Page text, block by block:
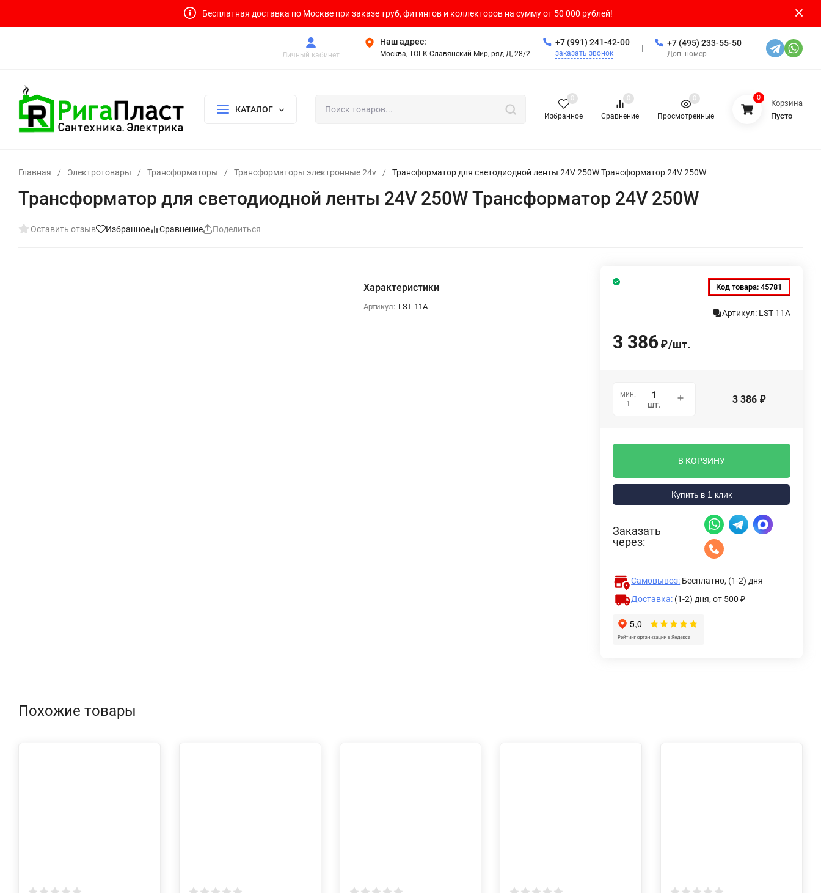
Бесплатная доставка по Москве при заказе труб, фитингов и коллекторов на сумму от 50 000 рублей!
Личный кабинет
Наш адрес:
Москва, ТОГК Славянский Мир, ряд Д, 28/2
+7 (991) 241-42-00
заказать звонок
+7 (495) 233-55-50
Доп. номер
КАТАЛОГ
Избранное
0
Сравнение
0
Просмотренные
0 0
Корзина
Пусто
Главная / Электротовары / Трансформаторы / Трансформаторы электронные 24v / Трансформатор для светодиодной ленты 24V 250W Трансформатор 24V 250W
Трансформатор для светодиодной ленты 24V 250W Трансформатор 24V 250W
Оставить отзыв Избранное Сравнение Поделиться
Характеристики
Артикул: LST 11A
Код товара:45781
Артикул: LST 11A
3 386 ₽/шт.
мин.
1
шт. 3 386 ₽
В КОРЗИНУ
Купить в 1 клик
Заказать
через:
Самовывоз: Бесплатно, (1-2) дня
Доставка: (1-2) дня,от 500 ₽
Похожие товары